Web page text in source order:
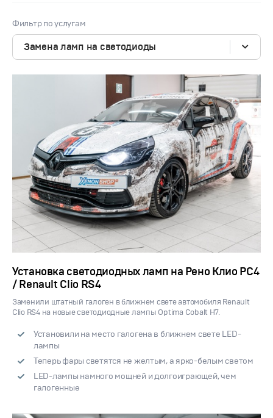
Фильтр по услугам
Замена ламп на светодиоды
Установка светодиодных ламп на Рено Клио РС4
/ Renault Clio RS4
Заменили штатный галоген в ближнем свете автомобиля Renault
Clio RS4 на новые светодиодные лампы Optima Cobalt H7.
Установили на место галогена в ближнем свете LED-
лампы
Теперь фары светятся не желтым, а ярко-белым светом
LED-лампы намного мощней и долгоиграющей, чем
галогенные